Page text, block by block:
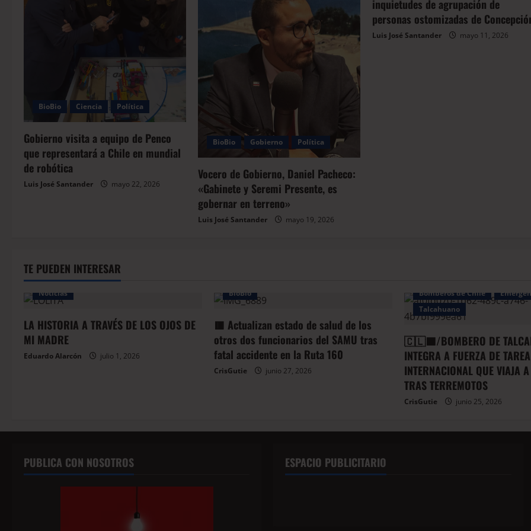
BioBio Ciencia Política
Gobierno visita a equipo de Penco
que representará a Chile en mundial
de robótica
Luis José Santander mayo 22, 2026
BioBio Gobierno Política
Vocero de Gobierno, Daniel Pacheco:
«Gabinete y Seremi Presente, es
gobernar en terreno»
Luis José Santander mayo 19, 2026
inquietudes de agrupación de
personas ostomizadas de
Luis José Santander mayo 11, 2026
TE PUEDEN INTERESAR
Noticias
LA HISTORIA A TRAVÉS DE LOS OJOS DE
MI MADRE
Eduardo Alarcón julio 1, 2026
BioBio
🟥 Actualizan estado de salud de los
otros dos funcionarios del SAMU tras
fatal accidente en la Ruta 160
CrisGutie junio 27, 2026
Bomberos de Chile
Talcahuano
🇨🇱🟦/BOMBERO DE
INTEGRA A FUERZA DE TAREA
INTERNACIONAL QUE VIAJA
TRAS TERREMOTOS
CrisGutie junio 25, 2026
PUBLICA CON NOSOTROS ESPACIO PUBLICITARIO